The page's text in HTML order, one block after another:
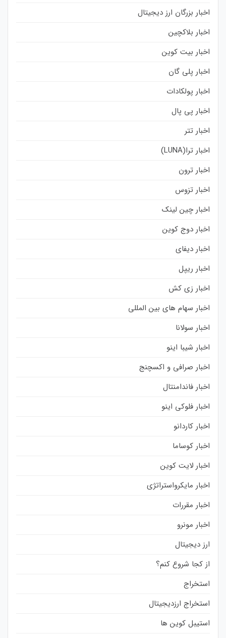
اخبار بزرگان ارز دیجیتال
اخبار بلاکچین
اخبار بیت کوین
اخبار پلی گان
اخبار پولکادات
اخبار پی پال
اخبار تتر
اخبار ترا(LUNA)
اخبار ترون
اخبار تزوس
اخبار چین لینک
اخبار دوج کوین
اخبار دیفای
اخبار ریپل
اخبار زی کش
اخبار سهام های بین المللی
اخبار سولانا
اخبار شیبا اینو
اخبار صرافی و اکسچنج
اخبار فاندامنتال
اخبار فلوکی اینو
اخبار کاردانو
اخبار کوساما
اخبار لایت کوین
اخبار مایکرواستراتژی
اخبار مقررات
اخبار مونرو
ارز دیجیتال
از کجا شروع کنم؟
استخراج
استخراج ارزدیجیتال
استیبل کوین ها